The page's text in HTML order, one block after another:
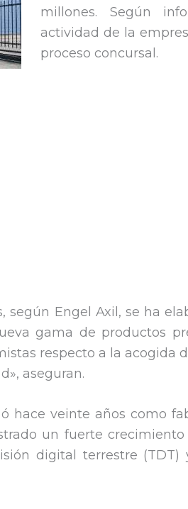
millones. Según
actividad de la
proceso concursal.
según Engel Axil, se ha
gama de productos
respecto a la acogida
aseguran.
hace veinte años como
un fuerte
digital terrestre